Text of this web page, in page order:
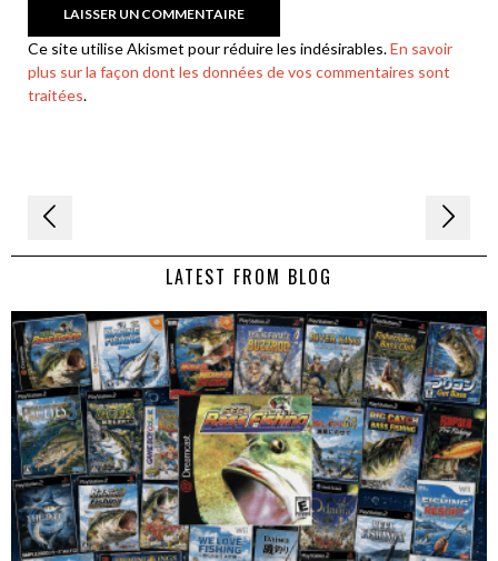
Ce site utilise Akismet pour réduire les indésirables.En savoir
plus sur la façon dont les données de vos commentaires sont
traitées.
Navigation
de LATEST FROM BLOG